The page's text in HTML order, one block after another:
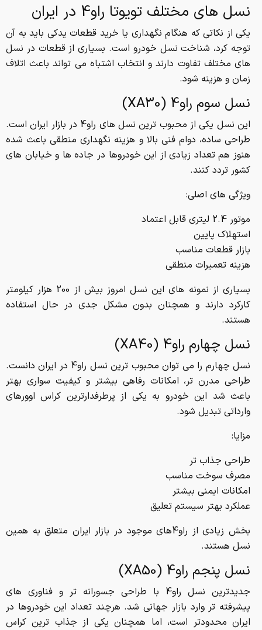
نسل های مختلف تویوتا راو4 در ایران
یکی از نکاتی که هنگام نگهداری یا خرید قطعات یدکی باید به آن
توجه کرد، شناخت نسل خودرو است. بسیاری از قطعات در نسل
های مختلف تفاوت دارند و انتخاب اشتباه می تواند باعث اتلاف
زمان و هزینه شود.
نسل سوم راو4 (XA30)
این نسل یکی از محبوب ترین نسل های راو4 در بازار ایران است.
طراحی ساده، دوام فنی بالا و هزینه نگهداری منطقی باعث شده
هنوز هم تعداد زیادی از این خودروها در جاده ها و خیابان های
کشور تردد کنند.
ویژگی های اصلی:
موتور 2.4 لیتری قابل اعتماد
استهلاک پایین
بازار قطعات مناسب
هزینه تعمیرات منطقی
بسیاری از نمونه های این نسل امروز بیش از 200 هزار کیلومتر
کارکرد دارند و همچنان بدون مشکل جدی در حال استفاده
هستند.
نسل چهارم راو4 (XA40)
نسل چهارم را می توان محبوب ترین نسل راو4 در ایران دانست.
طراحی مدرن تر، امکانات رفاهی بیشتر و کیفیت سواری بهتر
باعث شد این خودرو به یکی از پرطرفدارترین کراس اوورهای
وارداتی تبدیل شود.
مزایا:
طراحی جذاب تر
مصرف سوخت مناسب
امکانات ایمنی بیشتر
عملکرد بهتر سیستم تعلیق
بخش زیادی از راو4های موجود در بازار ایران متعلق به همین
نسل هستند.
نسل پنجم راو4 (XA50)
جدیدترین نسل راو4 با طراحی جسورانه تر و فناوری های
پیشرفته تر وارد بازار جهانی شد. هرچند تعداد این خودروها در
ایران محدودتر است، اما همچنان یکی از جذاب ترین کراس